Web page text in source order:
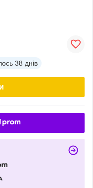
38 днів